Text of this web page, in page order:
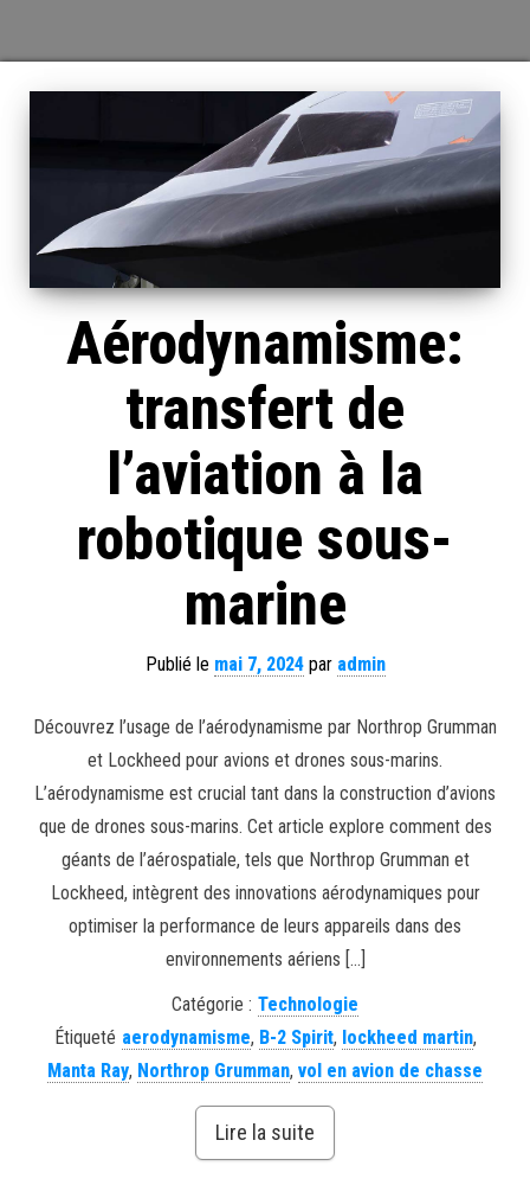
Aérodynamisme:
transfert de
l’aviation à la
robotique sous-
marine
Publié le mai 7, 2024par admin
Découvrez l’usage de l’aérodynamisme par Northrop Grumman
et Lockheed pour avions et drones sous-marins.
L’aérodynamisme est crucial tant dans la construction d’avions
que de drones sous-marins. Cet article explore comment des
géants de l’aérospatiale, tels que Northrop Grumman et
Lockheed, intègrent des innovations aérodynamiques pour
optimiser la performance de leurs appareils dans des
environnements aériens […]
Catégorie : Technologie
Étiqueté aerodynamisme, B-2 Spirit, lockheed martin,
Manta Ray, Northrop Grumman, vol en avion de chasse
Lire la suite